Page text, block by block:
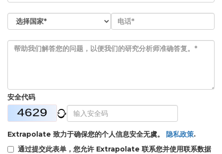
安全代码
Extrapolate 致力于确保您的个人信息安全无虞。 隐私政策.
通过提交此表单，您允许 Extrapolate 联系您并使用联系数据